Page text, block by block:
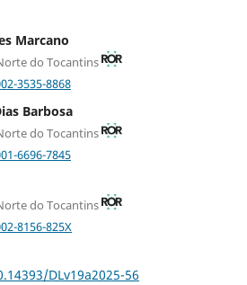
Marcano
do Tocantins
3535-8868
Barbosa
do Tocantins
6696-7845
do Tocantins
8156-825X
DLv19a2025-56